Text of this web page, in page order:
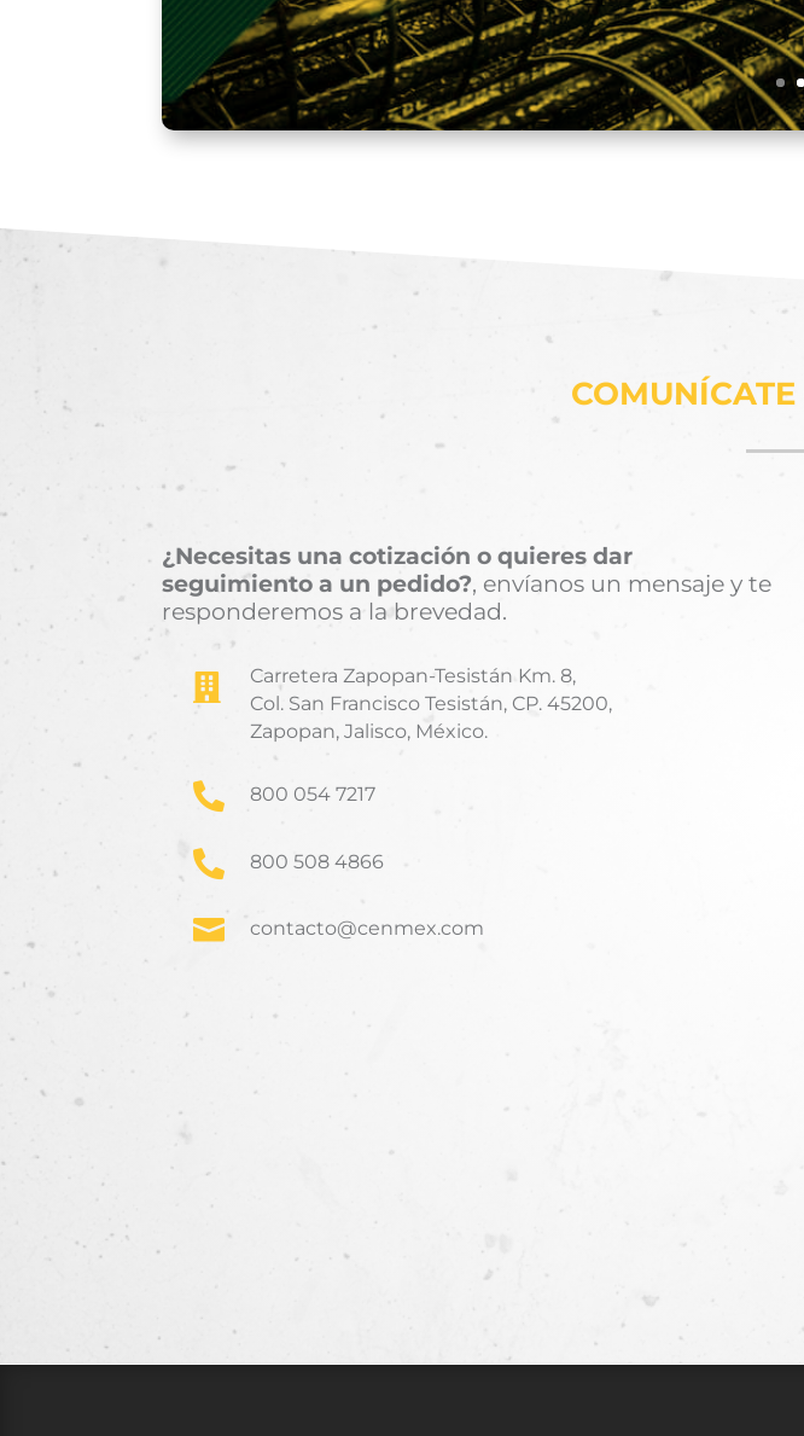
COMUNÍCATE
¿Necesitas una cotización o quieres dar
seguimiento a un pedido?, envíanos un mensaje y te
responderemos a la brevedad.

Carretera Zapopan-Tesistán Km. 8,
Col. San Francisco Tesistán, CP. 45200,
Zapopan, Jalisco, México.
 800 054 7217
 800 508 4866
 contacto@cenmex.com